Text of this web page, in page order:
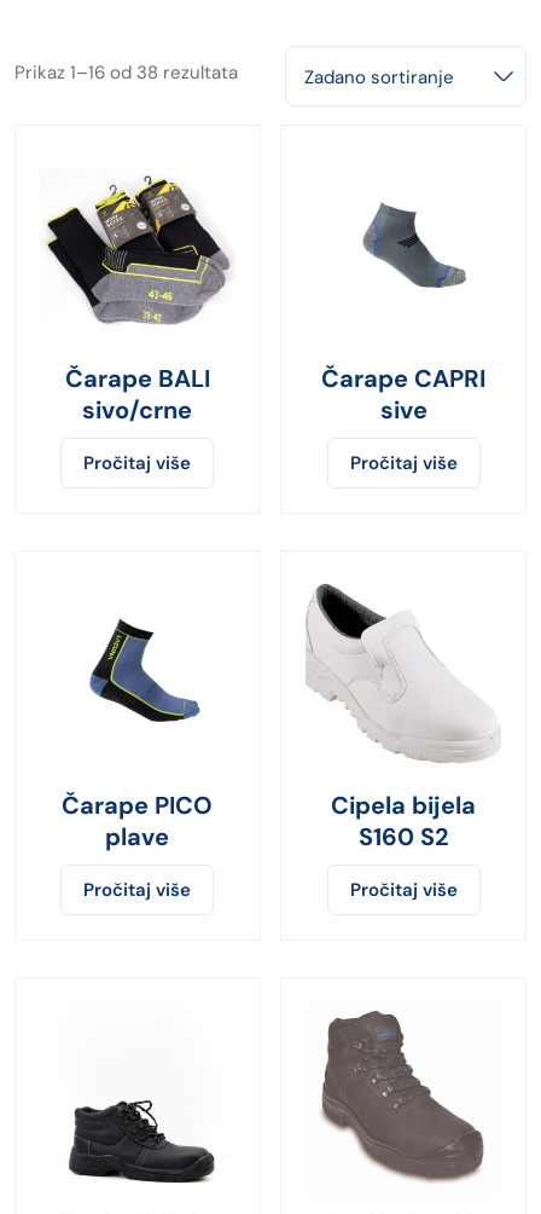
Prikaz 1–16 od 38 rezultata Zadano sortiranje
Čarape BALI
sivo/crne
Pročitaj više
Čarape CAPRI
sive
Pročitaj više
Čarape PICO
plave
Pročitaj više
Cipela bijela
S160 S2
Pročitaj više